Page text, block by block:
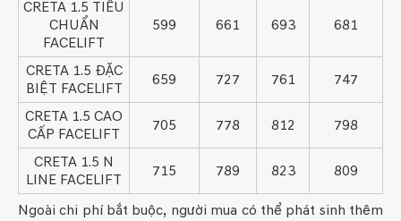
CRETA 1.5 TIÊU
CHUẨN
FACELIFT
599 661 693 681
CRETA 1.5 ĐẶC
BIỆT FACELIFT
659 727 761 747
CRETA 1.5 CAO
CẤP FACELIFT
705 778 812 798
CRETA 1.5 N
LINE FACELIFT
715 789 823 809
Ngoài chi phí bắt buộc, người mua có thể phát sinh thêm